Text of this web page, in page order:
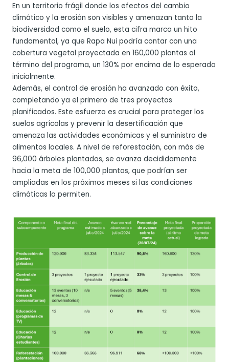
En un territorio frágil donde los efectos del cambio
climático y la erosión son visibles y amenazan tanto la
biodiversidad como el suelo, esta cifra marca un hito
fundamental, ya que Rapa Nui podría contar con una
cobertura vegetal proyectada en 160,000 plantas al
término del programa, un 130% por encima de lo esperado
inicialmente.
Además, el control de erosión ha avanzado con éxito,
completando ya el primero de tres proyectos
planificados. Este esfuerzo es crucial para proteger los
suelos agrícolas y prevenir la desertificación que
amenaza las actividades económicas y el suministro de
alimentos locales. A nivel de reforestación, con más de
96,000 árboles plantados, se avanza decididamente
hacia la meta de 100,000 plantas, que podrían ser
ampliadas en los próximos meses si las condiciones
climáticas lo permiten.